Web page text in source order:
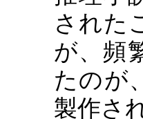
された
が、頻
たのが
製作さ